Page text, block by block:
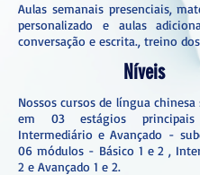
Aulas semanais presenciais,
personalizado e aulas
conversação e escrita., treino
Níveis
Nossos cursos de língua
em 03 estágios
Intermediário e Avançado -
06 módulos - Básico 1 e 2 ,
2 e Avançado 1 e 2.